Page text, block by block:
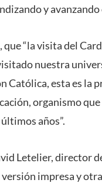
y avanzando
que “la visita del
nuestra
Católica, esta es la
organismo
años”.
Letelier, director
impresa y